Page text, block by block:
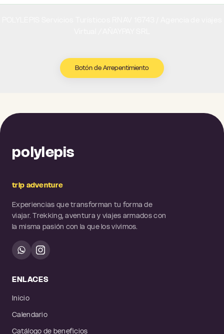
Botón de Arrepentimiento
polylepis
trip adventure
Experiencias que transforman tu forma de
viajar. Trekking, aventura y viajes armados con
la misma pasión con la que los vivimos.
ENLACES
Inicio
Calendario
Catálogo de beneficios